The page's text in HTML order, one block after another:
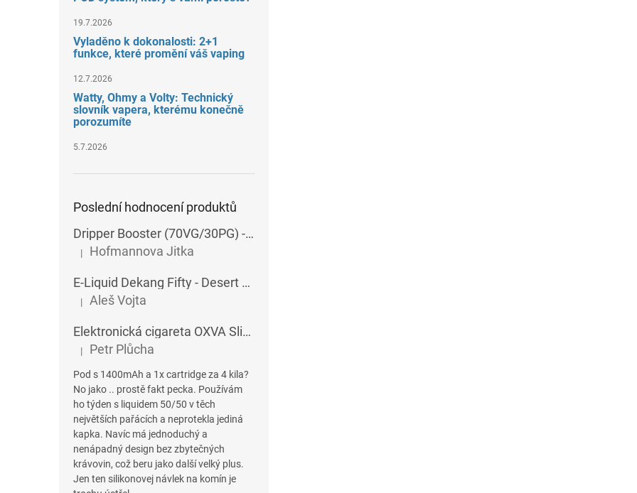
19.7.2026
Vyladěno k dokonalosti: 2+1
funkce, které promění váš vaping
12.7.2026
Watty, Ohmy a Volty: Technický
slovník vapera, kterému konečně
porozumíte
5.7.2026
Poslední hodnocení produktů
Dripper Booster (70VG/30PG) - Imperia - 5x10 ml - 15 mg
Hodnocení produktu je 5 z 5 hvězdiček.
| Hofmannova Jitka
E-Liquid Dekang Fifty - Desert Ship - 10 ml
Hodnocení produktu je 5 z 5 hvězdiček.
| Aleš Vojta
Elektronická cigareta OXVA SlimStick X POD 1400 mAh
Hodnocení produktu je 5 z 5 hvězdiček.
| Petr Plůcha
Pod s 1400mAh a 1x cartridge za 4 kila?
No jako .. prostě fakt pecka. Používám
ho týden s liquidem 50/50 v těch
největších pařácích a neprotekla jediná
kapka. Navíc má jednoduchý a
nenápadný design bez zbytečných
krávovin, což beru jako další velký plus.
Jen ten silikonovej návlek na komín je